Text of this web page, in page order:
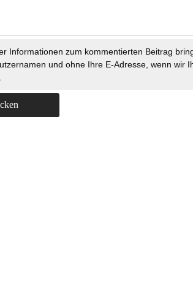
Informationen zum kommentierten Beitrag
und ohne Ihre E-Adresse, wenn wir